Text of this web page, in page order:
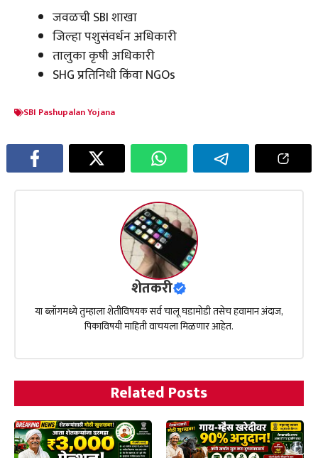
जवळची SBI शाखा
जिल्हा पशुसंवर्धन अधिकारी
तालुका कृषी अधिकारी
SHG प्रतिनिधी किंवा NGOs
SBI Pashupalan Yojana
शेतकरी
या ब्लॉगमध्ये तुम्हाला शेतीविषयक सर्व चालू घडामोडी तसेच हवामान अंदाज,
पिकाविषयी माहिती वाचयला मिळणार आहेत.
Related Posts